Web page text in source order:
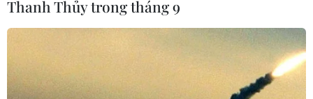
quốc tế sẽ tới Saudi Arabia trong tuần tới để đàm
phán nhằm thúc đẩy một thỏa thuận hòa bình ở
Gaza bên lề cuộc họp của Diễn đàn Kinh tế Thế
Thanh Thủy trong tháng 9